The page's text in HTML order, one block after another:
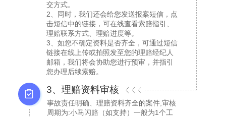
交方式。
2、同时，我们还会给您发送报案短信，点
击短信中的链接，可在线查看索赔指引、
理赔联系方式、理赔进度等。
3、如您不确定资料是否齐全，可通过短信
链接在线上传或拍照发至您的理赔经纪人
邮箱，我们将会协助您进行预审，并指引
您办理后续索赔。
3、理赔资料审核
事故责任明确、理赔资料齐全的案件,审核
周期为:小马闪赔（如支持）一般为1个工